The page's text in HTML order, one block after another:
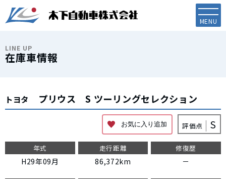
LINE UP
在庫車情報
トヨタ プリウス S ツーリングセレクション
お気に入り追加 評価点 S
年式
H29年09月
走行距離
86,372km
修復歴
－